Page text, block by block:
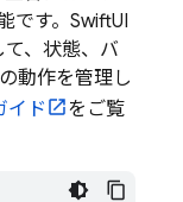
です。SwiftUI
、状態、バ
動作を管理し
イド
をご覧